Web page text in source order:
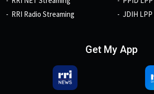
RRI Radio Streaming
JDIH LPP
Get My App